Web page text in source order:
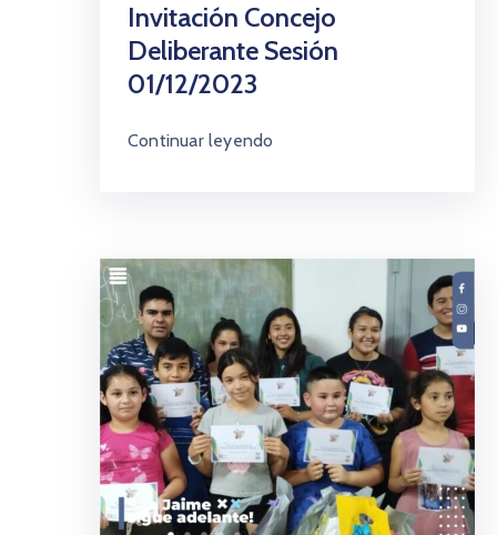
Invitación Concejo
Deliberante Sesión
01/12/2023
Continuar leyendo